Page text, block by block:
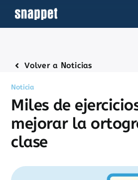
contenido
Volver a Noticias
Noticia
Miles de
mejorar la
clase